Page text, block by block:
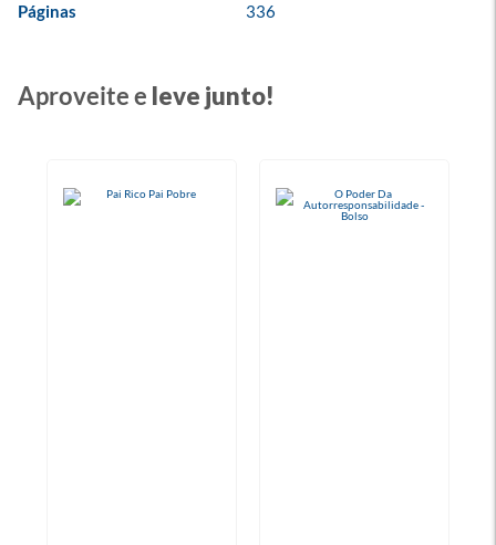
Páginas
336
Aproveite e leve junto!